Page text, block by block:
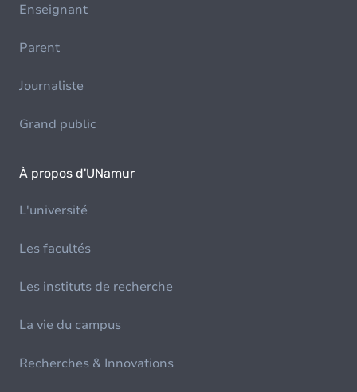
Enseignant
Parent
Journaliste
Grand public
À propos d'UNamur
L'université
Les facultés
Les instituts de recherche
La vie du campus
Recherches & Innovations